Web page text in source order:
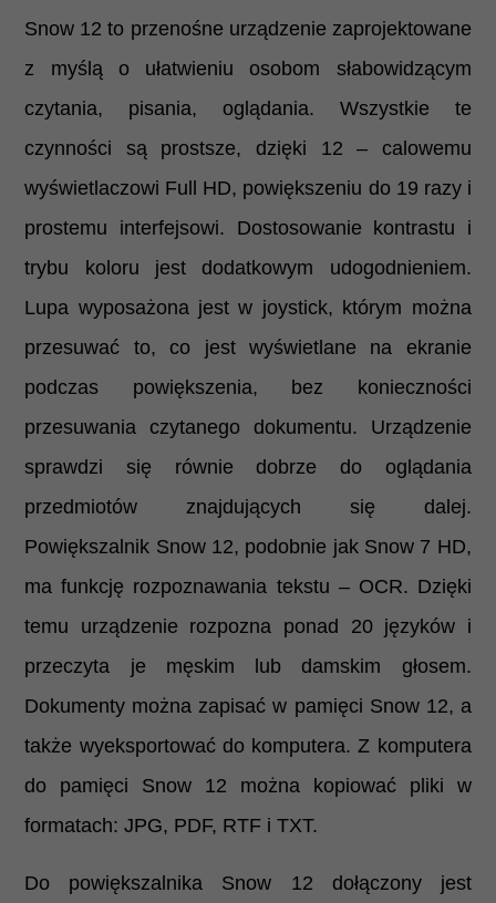
Snow 12 to przenośne urządzenie zaprojektowane
z myślą o ułatwieniu osobom słabowidzącym
czytania, pisania, oglądania. Wszystkie te
czynności są prostsze, dzięki 12 – calowemu
wyświetlaczowi Full HD, powiększeniu do 19 razy i
prostemu interfejsowi. Dostosowanie kontrastu i
trybu koloru jest dodatkowym udogodnieniem.
Lupa wyposażona jest w joystick, którym można
przesuwać to, co jest wyświetlane na ekranie
podczas powiększenia, bez konieczności
przesuwania czytanego dokumentu. Urządzenie
sprawdzi się równie dobrze do oglądania
przedmiotów znajdujących się dalej.
Powiększalnik Snow 12, podobnie jak Snow 7 HD,
ma funkcję rozpoznawania tekstu – OCR. Dzięki
temu urządzenie rozpozna ponad 20 języków i
przeczyta je męskim lub damskim głosem.
Dokumenty można zapisać w pamięci Snow 12, a
także wyeksportować do komputera. Z komputera
do pamięci Snow 12 można kopiować pliki w
formatach: JPG, PDF, RTF i TXT.
Do powiększalnika Snow 12 dołączony jest